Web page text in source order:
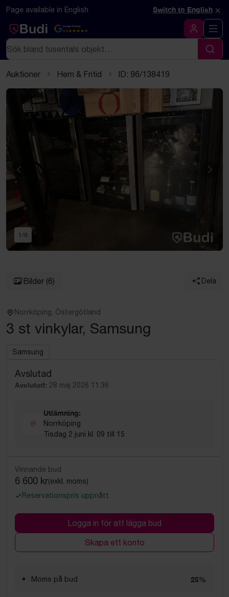
Hoppa till innehåll
Textbaserad (markdown) version av denna sida
Page available in English Switch to English ×
Google Rating
4.5
Logga in
Sök
Sök
Auktioner Hem & Fritid ID: 96/138419
Föregående
1 /6
Bilder (6) Dela
Norrköping, Östergötland
3 st vinkylar, Samsung
Samsung
Avslutad
Avslutad: 28 maj 2026 11:36
Utlämning:
Norrköping
Tisdag 2 juni kl. 09 till 15
Vinnande bud
6 600 kr(exkl. moms)
Reservationspris uppnått
Logga in för att lägga bud
Skapa ett konto
Moms på bud 25%